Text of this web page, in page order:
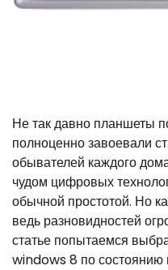
Не так давно планшеты
полноценно завоевали
обывателей каждого
чудом цифровых
обычной простотой. Но
ведь разновидностей
статье попытаемся
windows 8 по состоянию